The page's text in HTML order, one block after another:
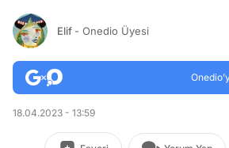
Elif - Onedio Üyesi
18.04.2023 - 13:59